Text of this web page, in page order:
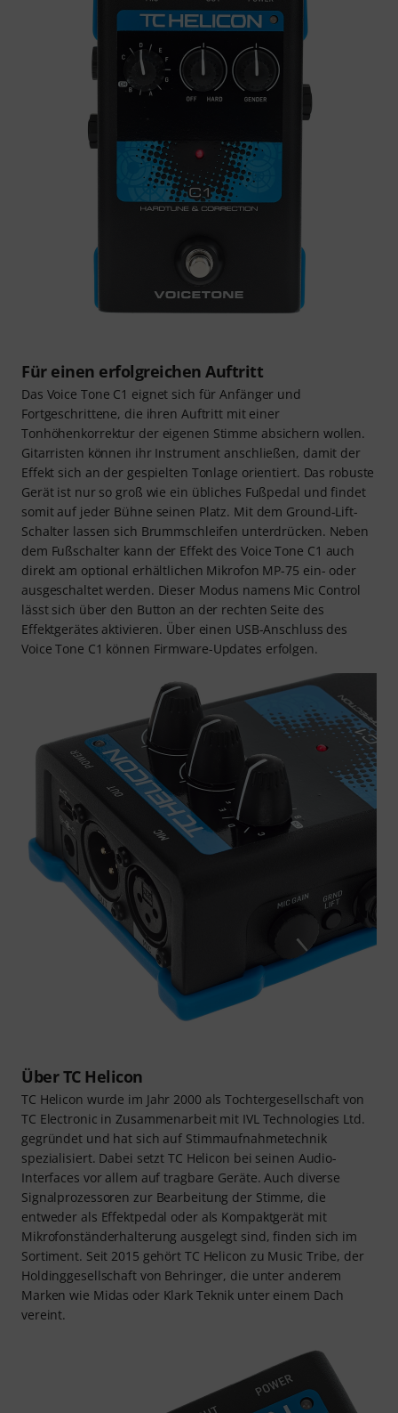
Für einen erfolgreichen Auftritt
Das Voice Tone C1 eignet sich für Anfänger und
Fortgeschrittene, die ihren Auftritt mit einer
Tonhöhenkorrektur der eigenen Stimme absichern wollen.
Gitarristen können ihr Instrument anschließen, damit der
Effekt sich an der gespielten Tonlage orientiert. Das robuste
Gerät ist nur so groß wie ein übliches Fußpedal und findet
somit auf jeder Bühne seinen Platz. Mit dem Ground-Lift-
Schalter lassen sich Brummschleifen unterdrücken. Neben
dem Fußschalter kann der Effekt des Voice Tone C1 auch
direkt am optional erhältlichen Mikrofon MP-75 ein- oder
ausgeschaltet werden. Dieser Modus namens Mic Control
lässt sich über den Button an der rechten Seite des
Effektgerätes aktivieren. Über einen USB-Anschluss des
Voice Tone C1 können Firmware-Updates erfolgen.
Über TC Helicon
TC Helicon wurde im Jahr 2000 als Tochtergesellschaft von
TC Electronic in Zusammenarbeit mit IVL Technologies Ltd.
gegründet und hat sich auf Stimmaufnahmetechnik
spezialisiert. Dabei setzt TC Helicon bei seinen Audio-
Interfaces vor allem auf tragbare Geräte. Auch diverse
Signalprozessoren zur Bearbeitung der Stimme, die
entweder als Effektpedal oder als Kompaktgerät mit
Mikrofonständerhalterung ausgelegt sind, finden sich im
Sortiment. Seit 2015 gehört TC Helicon zu Music Tribe, der
Holdinggesellschaft von Behringer, die unter anderem
Marken wie Midas oder Klark Teknik unter einem Dach
vereint.